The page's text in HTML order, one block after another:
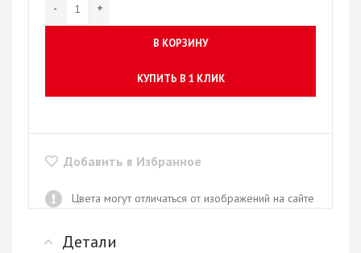
В КОРЗИНУ
КУПИТЬ В 1 КЛИК
Добавить в Избранное
Цвета могут отличаться от изображений на сайте
Детали